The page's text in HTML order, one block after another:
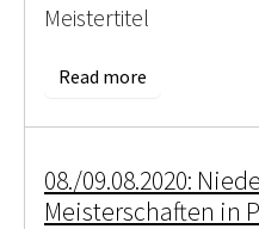
Meistertitel
Read more
08./09.08.2020:
Meisterschaften in